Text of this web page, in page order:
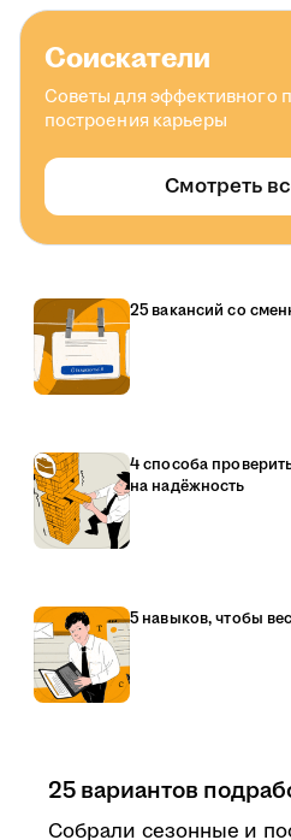
Соискатели
Советы для эффективного
построения карьеры
Смотреть
25 вакансий со
4 способа
на надёжность
5 навыков, чтобы
25 вариантов
Собрали сезонные и